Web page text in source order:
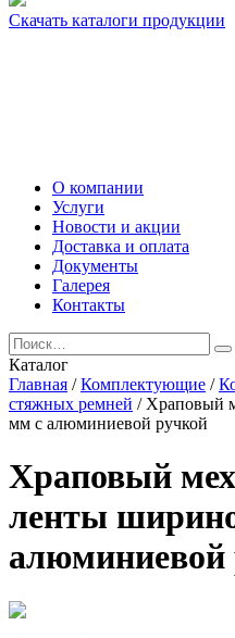
Скачать каталоги продукции
О компании
Услуги
Новости и акции
Доставка и оплата
Документы
Галерея
Контакты
Каталог
Главная /Комплектующие /
стяжных ремней / Храповый
мм с алюминиевой ручкой
Храповый
ленты
алюминиевой